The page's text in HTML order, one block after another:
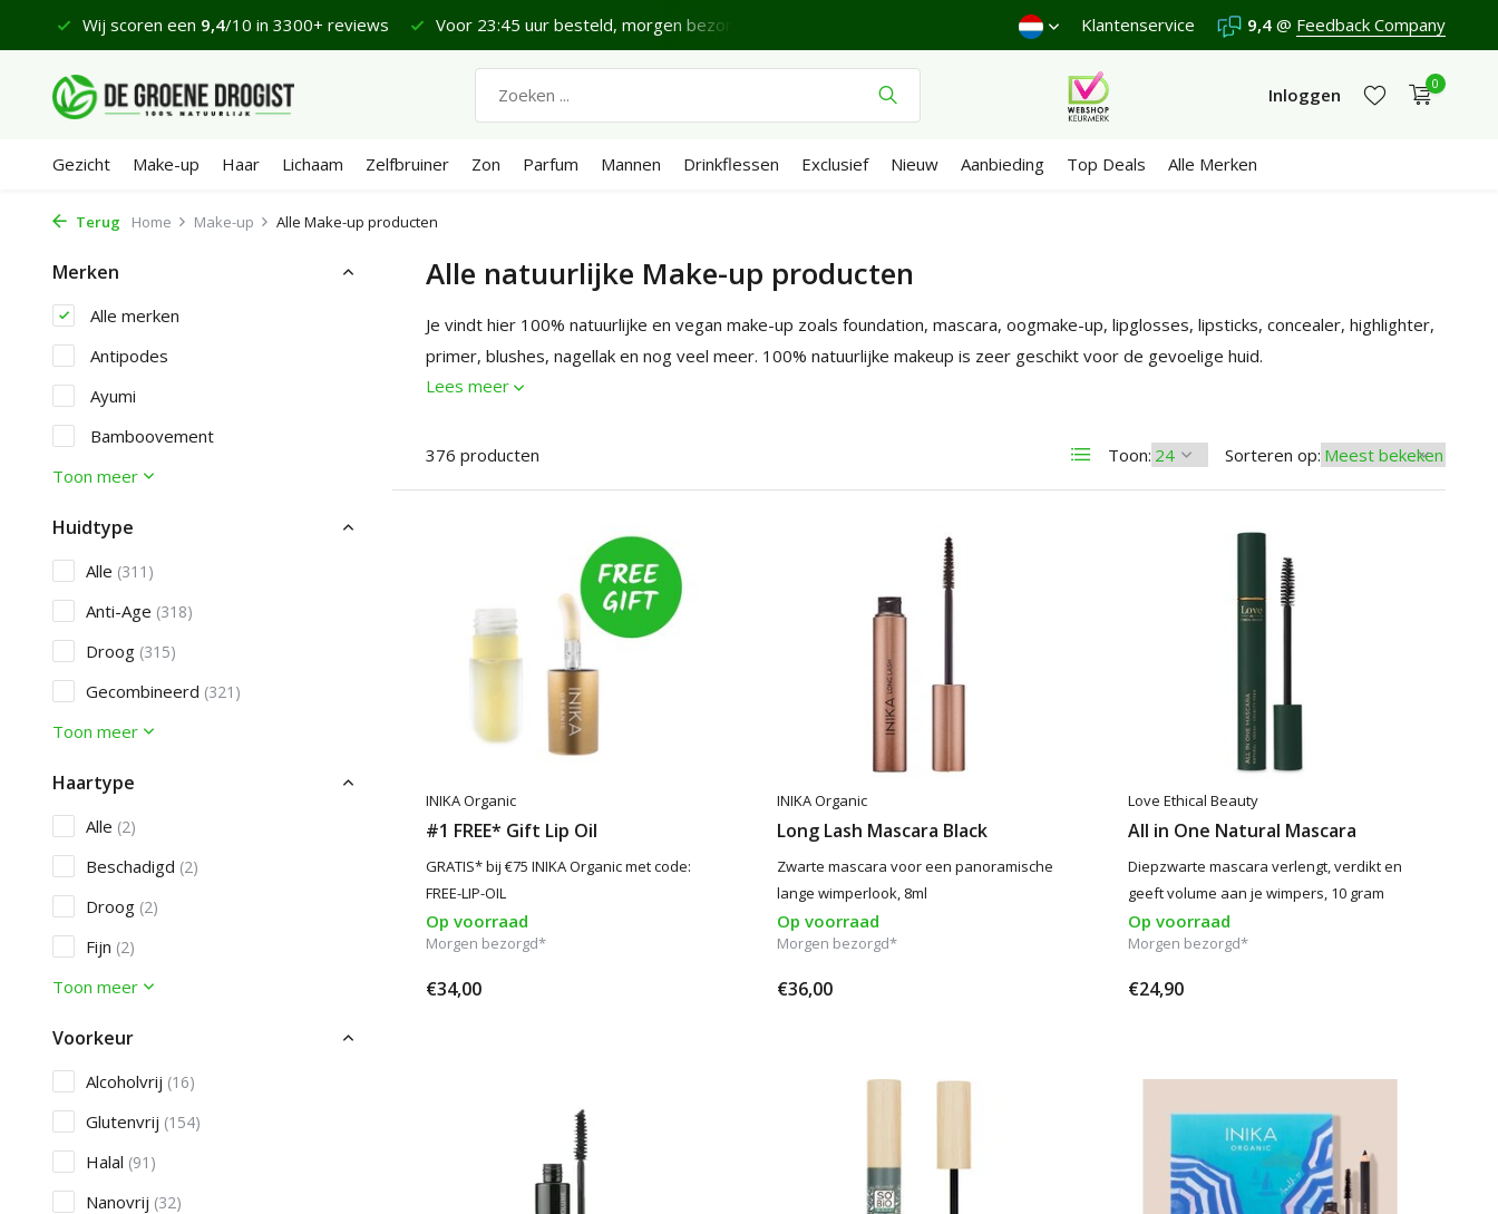
reviews Voor 23:45 uur besteld, morgen bezorgd* Fijne donderdag. Verzenden €4,95 (NL) Wij scoren een9,4/10 in 3300+ reviews
Klantenservice 9,4 @ Feedback Company
Inloggen
Account aanmaken
0
Gezicht Make-up Haar Lichaam Zelfbruiner Zon Parfum Mannen Drinkflessen Exclusief Nieuw Aanbieding Top Deals Alle Merken
Terug Home Make-up Alle Make-up producten
Merken
Alle merken
Antipodes
Ayumi
Bamboovement
Toon meer
Huidtype
Alle (311)
Anti-Age (318)
Droog (315)
Gecombineerd (321)
Toon meer
Haartype
Alle (2)
Beschadigd (2)
Droog (2)
Fijn (2)
Toon meer
Voorkeur
Alcoholvrij (16)
Glutenvrij (154)
Halal (91)
Nanovrij (32)
Alle natuurlijke Make-up producten
Je vindt hier 100% natuurlijke en vegan make-up zoals foundation, mascara, oogmake-up, lipglosses, lipsticks, concealer, highlighter,
primer, blushes, nagellak en nog veel meer. 100% natuurlijke makeup is zeer geschikt voor de gevoelige huid.
Lees meer
376 producten Toon: Sorteren op:
INIKA Organic
#1 FREE* Gift Lip Oil
GRATIS* bij €75 INIKA Organic met code:
FREE-LIP-OIL
Op voorraad
Morgen bezorgd*
€34,00
INIKA Organic
Long Lash Mascara Black
Zwarte mascara voor een panoramische
lange wimperlook, 8ml
Op voorraad
Morgen bezorgd*
€36,00
Love Ethical Beauty
All in One Natural Mascara
Diepzwarte mascara verlengt, verdikt en
geeft volume aan je wimpers, 10 gram
Op voorraad
Morgen bezorgd*
€24,90